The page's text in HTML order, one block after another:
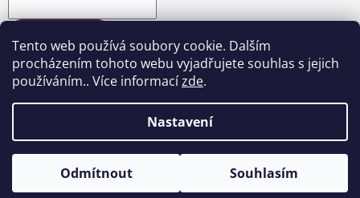
Tento web používá soubory cookie. Dalším
procházením tohoto webu vyjadřujete souhlas s jejich
používáním.. Více informacízde.
Nastavení
Odmítnout Souhlasím
Nová registrace Zapomenuté heslo
Vytvořil Shoptet|Upravila Shopea.cz
Copyright 2026Jalimpex . Všechna práva vyhrazena.